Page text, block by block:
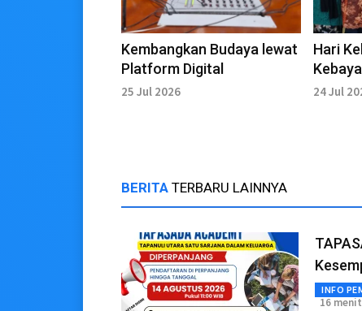
Kembangkan Budaya lewat
Platform Digital
25 Jul 2026
Hari
24 Jul
BERITA TERBARU LAINNYA
INFO
16